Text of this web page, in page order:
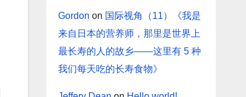
Gordon on 国际视角（11）《我是
来自日本的营养师，那里是世界上
最长寿的人的故乡——这里有 5 种
我们每天吃的长寿食物》